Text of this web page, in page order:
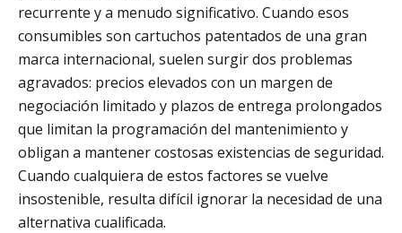
recurrente y a menudo significativo. Cuando esos
consumibles son cartuchos patentados de una gran
marca internacional, suelen surgir dos problemas
agravados: precios elevados con un margen de
negociación limitado y plazos de entrega prolongados
que limitan la programación del mantenimiento y
obligan a mantener costosas existencias de seguridad.
Cuando cualquiera de estos factores se vuelve
insostenible, resulta difícil ignorar la necesidad de una
alternativa cualificada.